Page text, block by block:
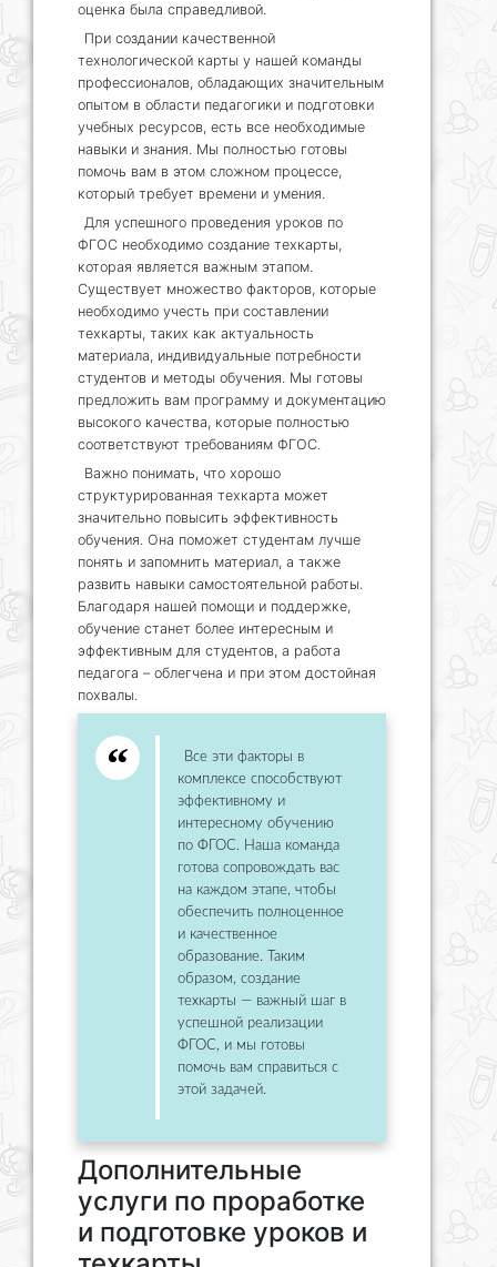
оценка была справедливой.
При создании качественной
технологической карты у нашей команды
профессионалов, обладающих значительным
опытом в области педагогики и подготовки
учебных ресурсов, есть все необходимые
навыки и знания. Мы полностью готовы
помочь вам в этом сложном процессе,
который требует времени и умения.
Для успешного проведения уроков по
ФГОС необходимо создание техкарты,
которая является важным этапом.
Существует множество факторов, которые
необходимо учесть при составлении
техкарты, таких как актуальность
материала, индивидуальные потребности
студентов и методы обучения. Мы готовы
предложить вам программу и документацию
высокого качества, которые полностью
соответствуют требованиям ФГОС.
Важно понимать, что хорошо
структурированная техкарта может
значительно повысить эффективность
обучения. Она поможет студентам лучше
понять и запомнить материал, а также
развить навыки самостоятельной работы.
Благодаря нашей помощи и поддержке,
обучение станет более интересным и
эффективным для студентов, а работа
педагога – облегчена и при этом достойная
похвалы.
Все эти факторы в
комплексе способствуют
эффективному и
интересному обучению
по ФГОС. Наша команда
готова сопровождать вас
на каждом этапе, чтобы
обеспечить полноценное
и качественное
образование. Таким
образом, создание
техкарты — важный шаг в
успешной реализации
ФГОС, и мы готовы
помочь вам справиться с
этой задачей.
Дополнительные
услуги по проработке
и подготовке уроков и